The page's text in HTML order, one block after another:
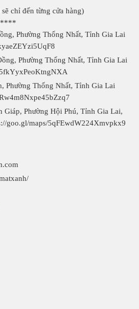
chỉ đến từng cửa hàng)
Phường Thống Nhất, Tỉnh Gia Lai
Phường Thống Nhất, Tỉnh Gia Lai
Phường Thống Nhất, Tỉnh Gia Lai
Giáp, Phường Hội Phú, Tỉnh Gia Lai,
goo.gl/maps/5qFEwdW224Xmvpkx9